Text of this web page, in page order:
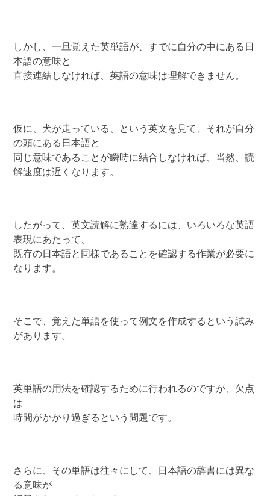
しかし、一旦覚えた英単語が、すでに自分の中にある日
本語の意味と
直接連結しなければ、英語の意味は理解できません。
仮に、犬が走っている、という英文を見て、それが自分
の頭にある日本語と
同じ意味であることが瞬時に結合しなければ、当然、読
解速度は遅くなります。
したがって、英文読解に熟達するには、いろいろな英語
表現にあたって、
既存の日本語と同様であることを確認する作業が必要に
なります。
そこで、覚えた単語を使って例文を作成するという試み
があります。
英単語の用法を確認するために行われるのですが、欠点
は
時間がかかり過ぎるという問題です。
さらに、その単語は往々にして、日本語の辞書には異な
る意味が